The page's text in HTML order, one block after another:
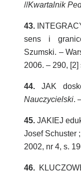
//Kwartalnik
43.
sens i
Szumski. –
2006. – 290, [2]
44. JAK
Nauczycielski.
45. JAKIEJ
Josef Schuster
2002, nr 4, s.
46.